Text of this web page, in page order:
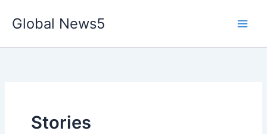
Global News5
Stories